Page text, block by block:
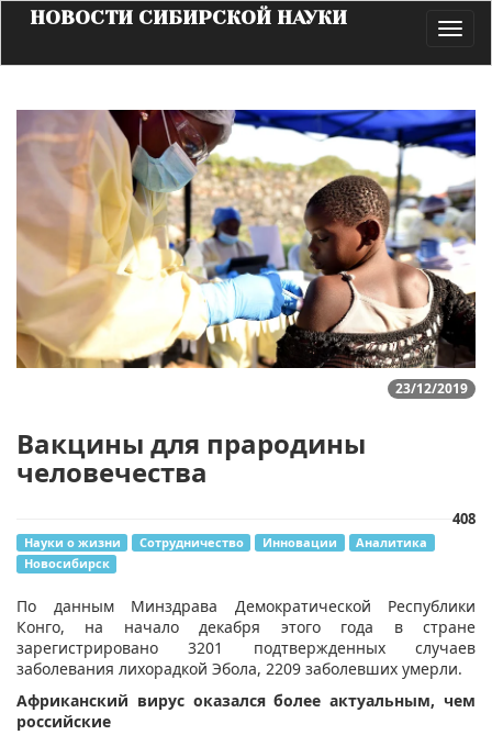
НОВОСТИ СИБИРСКОЙ НАУКИ
23/12/2019
Вакцины для прародины
человечества
408
Науки о жизни Сотрудничество Инновации
Аналитика
Новосибирск
По данным Минздрава Демократической Республики
Конго, на начало декабря этого года в стране
зарегистрировано 3201 подтвержденных случаев
заболевания лихорадкой Эбола, 2209 заболевших умерли.
Африканский вирус оказался более актуальным, чем
российские